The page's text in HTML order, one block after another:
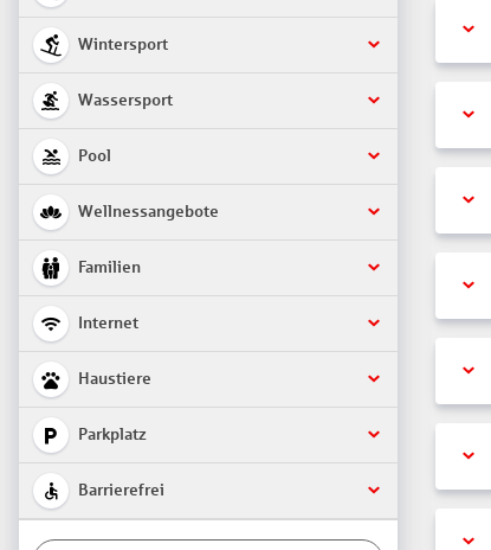
Wintersport
Wassersport
Pool
Wellnessangebote
Familien
Internet
Haustiere
Parkplatz
Barrierefrei